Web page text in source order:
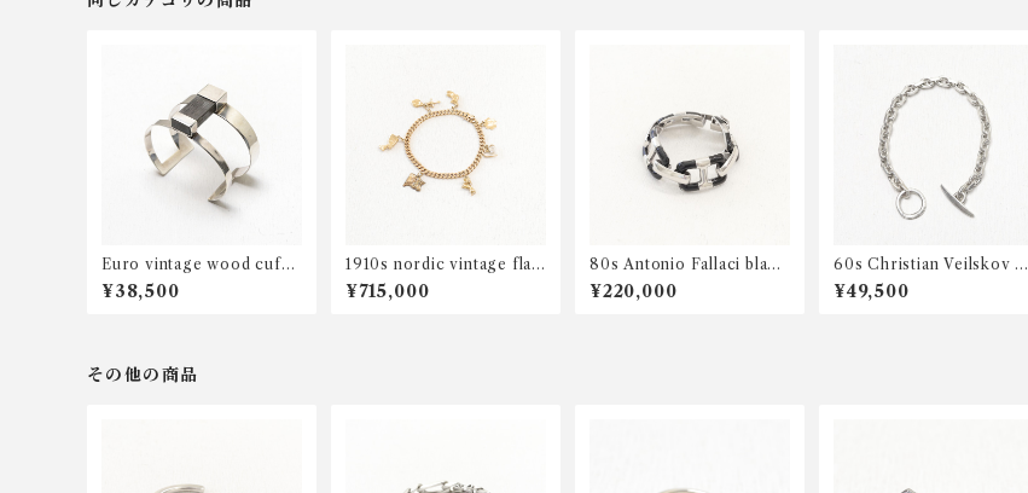
Euro vintage wood cuff
bangle
¥38,500
1910s nordic vintage flat
chain charms bracelet 18
K
¥715,000
80s Antonio Fallaci black
enamel bracelet
¥220,000
60s Christian Veilskov an
chor chain bracelet
¥49,500
その他の商品